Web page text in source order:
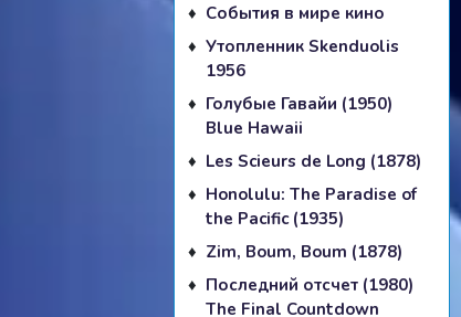
События в мире кино
Утопленник Skenduolis
1956
Голубые Гавайи (1950)
Blue Hawaii
Les Scieurs de Long (1878)
Honolulu: The Paradise of
the Pacific (1935)
Zim, Boum, Boum (1878)
Последний отсчет (1980)
The Final Countdown